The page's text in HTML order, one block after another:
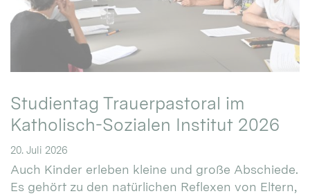
Studientag Trauerpastoral im
Katholisch-Sozialen Institut 2026
20. Juli 2026
Auch Kinder erleben kleine und große Abschiede.
Es gehört zu den natürlichen Reflexen von Eltern,